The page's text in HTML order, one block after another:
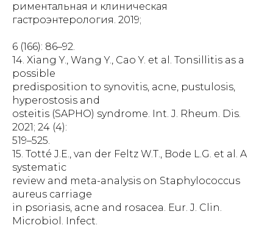
риментальная и клиническая
гастроэнтерология. 2019;
6 (166): 86–92.
14. Xiang Y., Wang Y., Cao Y. et al. Tonsillitis as a
possible
predisposition to synovitis, acne, pustulosis,
hyperostosis and
osteitis (SAPHO) syndrome. Int. J. Rheum. Dis.
2021; 24 (4):
519–525.
15. Totté J.E., van der Feltz W.T., Bode L.G. et al. A
systematic
review and meta-analysis on Staphylococcus
aureus carriage
in psoriasis, acne and rosacea. Eur. J. Clin.
Microbiol. Infect.